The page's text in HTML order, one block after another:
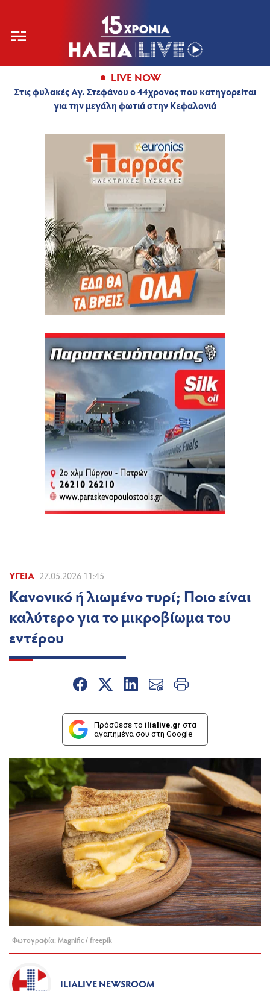
LIVE NOW
Στις φυλακές Αγ. Στεφάνου ο 44χρονος που κατηγορείται
για την μεγάλη φωτιά στην Κεφαλονιά
ΥΓΕΊΑ 27.05.2026 11:45
Κανονικό ή λιωμένο τυρί; Ποιο είναι
καλύτερο για το μικροβίωμα του
εντέρου
Πρόσθεσε το ilialive.gr στα
αγαπημένα σου στη Google
Φωτογραφία: Magnific / freepik
ILIALIVE NEWSROOM